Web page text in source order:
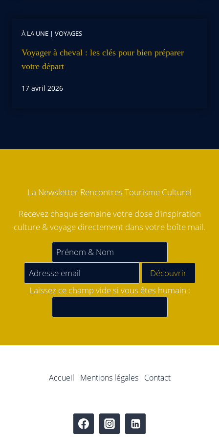
À LA UNE | VOYAGES
Voyager à cheval : les clés pour bien préparer
votre départ
17 avril 2026
La Newsletter Rencontres Tourisme Culturel
Recevez chaque semaine votre dose d'inspiration
culture & voyage directement dans votre boîte mail.
Laissez ce champ vide si vous êtes humain :
Accueil Mentions légales Contact